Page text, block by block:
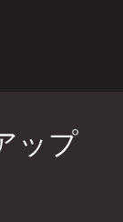
ップ